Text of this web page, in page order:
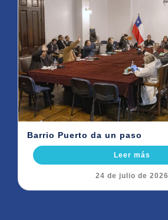
Barrio Puerto da un paso
Leer más
24 de julio de 2026